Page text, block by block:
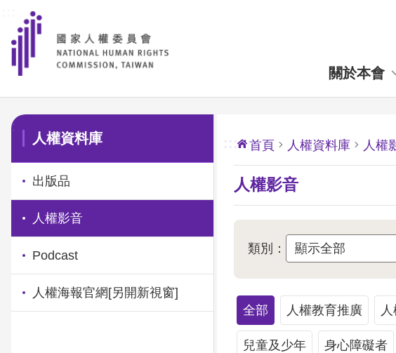
前往主要內容區塊
關於本會
:::
人權資料庫
出版品
人權影音
Podcast
人權海報官網 [另開新視窗]
::: 首頁 人權資料庫 人權
人權影音
類別：
全部 人權教育推廣
兒童及少年 身心障礙者